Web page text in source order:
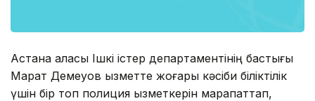
Астана қаласы Ішкі істер департаментінің бастығы
Марат Демеуов қызметте жоғары кәсіби біліктілік
үшін бір топ полиция қызметкерін марапаттап,